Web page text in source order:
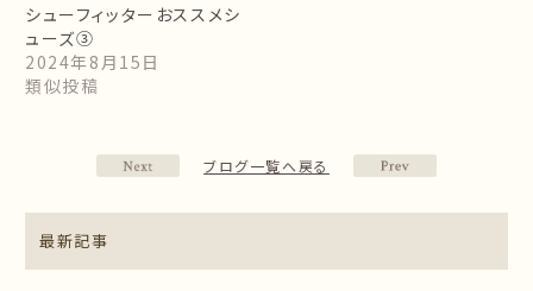
シューフィッターおススメシ
ューズ➂
2024年8月15日
類似投稿
ブログ一覧へ戻る
最新記事